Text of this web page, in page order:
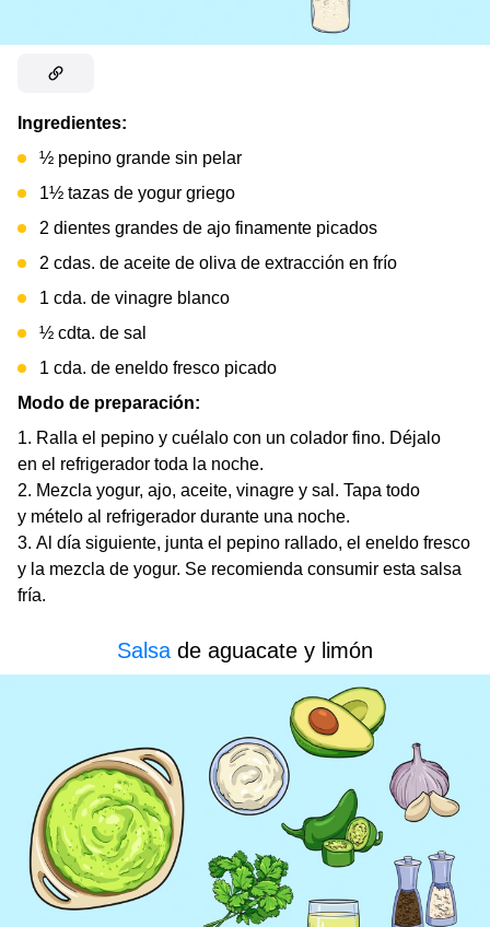
Ingredientes:
½ pepino grande sin pelar
1½ tazas de yogur griego
2 dientes grandes de ajo finamente picados
2 cdas. de aceite de oliva de extracción en frío
1 cda. de vinagre blanco
½ cdta. de sal
1 cda. de eneldo fresco picado
Modo de preparación:
Ralla el pepino y cuélalo con un colador fino. Déjalo
en el refrigerador toda la noche.
Mezcla yogur, ajo, aceite, vinagre y sal. Tapa todo
y mételo al refrigerador durante una noche.
Al día siguiente, junta el pepino rallado, el eneldo fresco
y la mezcla de yogur. Se recomienda consumir esta salsa
fría.
Salsa de aguacate y limón